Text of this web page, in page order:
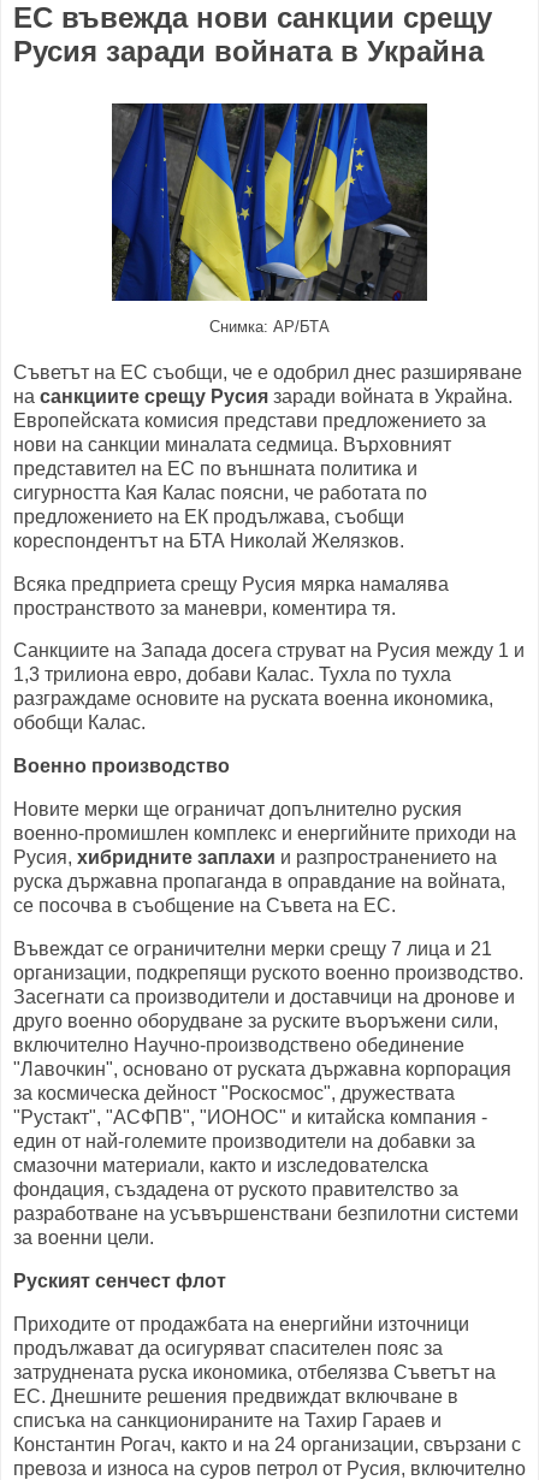
ЕС въвежда нови санкции срещу
Русия заради войната в Украйна
Снимка: AP/БТА
Съветът на ЕС съобщи, че е одобрил днес разширяване
на санкциите срещу Русия заради войната в Украйна.
Европейската комисия представи предложението за
нови на санкции миналата седмица. Върховният
представител на ЕС по външната политика и
сигурността Кая Калас поясни, че работата по
предложението на ЕК продължава, съобщи
кореспондентът на БТА Николай Желязков.
Всяка предприета срещу Русия мярка намалява
пространството за маневри, коментира тя.
Санкциите на Запада досега струват на Русия между 1 и
1,3 трилиона евро, добави Калас. Тухла по тухла
разграждаме основите на руската военна икономика,
обобщи Калас.
Военно производство
Новите мерки ще ограничат допълнително руския
военно-промишлен комплекс и енергийните приходи на
Русия, хибридните заплахи и разпространението на
руска държавна пропаганда в оправдание на войната,
се посочва в съобщение на Съвета на ЕС.
Въвеждат се ограничителни мерки срещу 7 лица и 21
организации, подкрепящи руското военно производство.
Засегнати са производители и доставчици на дронове и
друго военно оборудване за руските въоръжени сили,
включително Научно-производствено обединение
"Лавочкин", основано от руската държавна корпорация
за космическа дейност "Роскосмос", дружествата
"Рустакт", "АСФПВ", "ИОНОС" и китайска компания -
един от най-големите производители на добавки за
смазочни материали, както и изследователска
фондация, създадена от руското правителство за
разработване на усъвършенствани безпилотни системи
за военни цели.
Руският сенчест флот
Приходите от продажбата на енергийни източници
продължават да осигуряват спасителен пояс за
затруднената руска икономика, отбелязва Съветът на
ЕС. Днешните решения предвиждат включване в
списъка на санкционираните на Тахир Гараев и
Константин Рогач, както и на 24 организации, свързани с
превоза и износа на суров петрол от Русия, включително